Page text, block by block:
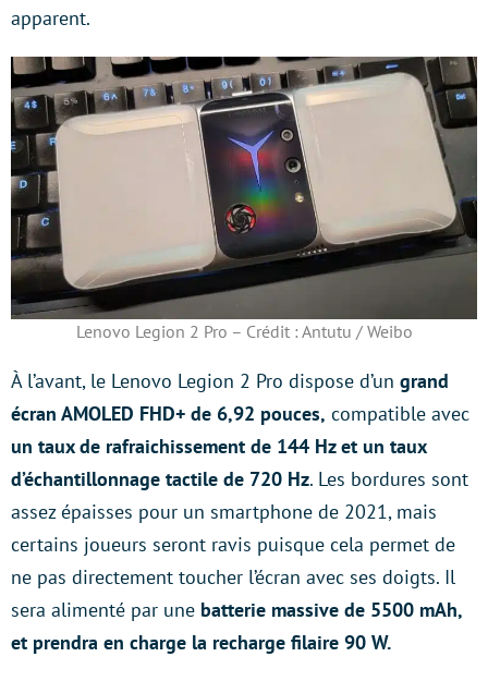
apparent.
Lenovo Legion 2 Pro – Crédit : Antutu / Weibo
À l’avant, le Lenovo Legion 2 Pro dispose d’un grand
écran AMOLED FHD+ de 6,92 pouces, compatible avec
un taux de rafraichissement de 144 Hz et un taux
d’échantillonnage tactile de 720 Hz. Les bordures sont
assez épaisses pour un smartphone de 2021, mais
certains joueurs seront ravis puisque cela permet de
ne pas directement toucher l’écran avec ses doigts. Il
sera alimenté par une batterie massive de 5500 mAh,
et prendra en charge la recharge filaire 90 W.